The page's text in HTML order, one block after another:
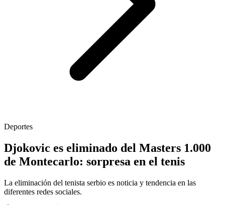
Deportes
Djokovic es eliminado del Masters 1.000
de Montecarlo: sorpresa en el tenis
La eliminación del tenista serbio es noticia y tendencia en las
diferentes redes sociales.